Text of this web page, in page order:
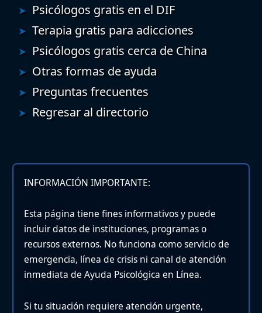
Psicólogos gratis en el DIF
Terapia gratis para adicciones
Psicólogos gratis cerca de China
Otras formas de ayuda
Preguntas frecuentes
Regresar al directorio
INFORMACIÓN IMPORTANTE:
Esta página tiene fines informativos y puede
incluir datos de instituciones, programas o
recursos externos. No funciona como servicio de
emergencia, línea de crisis ni canal de atención
inmediata de Ayuda Psicológica en Línea.
Si tu situación requiere atención urgente,